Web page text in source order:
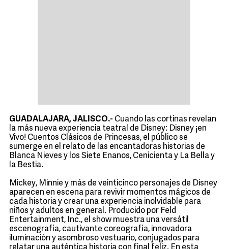
GUADALAJARA, JALISCO.- Cuando las cortinas revelan
la más nueva experiencia teatral de Disney: Disney ¡en
Vivo! Cuentos Clásicos de Princesas, el público se
sumerge en el relato de las encantadoras historias de
Blanca Nieves y los Siete Enanos, Cenicienta y La Bella y
la Bestia.
Mickey, Minnie y más de veinticinco personajes de Disney
aparecen en escena para revivir momentos mágicos de
cada historia y crear una experiencia inolvidable para
niños y adultos en general. Producido por Feld
Entertainment, Inc., el show muestra una versátil
escenografía, cautivante coreografía, innovadora
iluminación y asombroso vestuario, conjugados para